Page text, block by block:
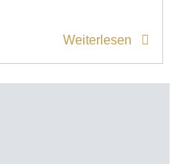
Weiterlesen